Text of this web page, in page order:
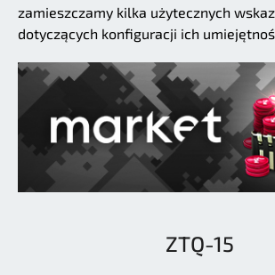
zamieszczamy kilka użytecznych
dotyczących konfiguracji ich
ZTQ-15